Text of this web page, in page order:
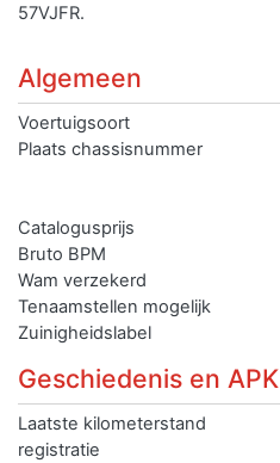
57VJFR.
Algemeen
Voertuigsoort
Plaats chassisnummer
Catalogusprijs
Bruto BPM
Wam verzekerd
Tenaamstellen mogelijk
Zuinigheidslabel
Geschiedenis en APK
Laatste kilometerstand
registratie